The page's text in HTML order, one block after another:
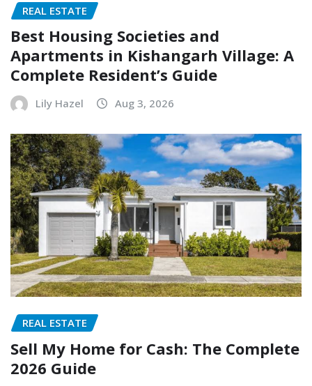
REAL ESTATE
Best Housing Societies and
Apartments in Kishangarh Village: A
Complete Resident’s Guide
Lily Hazel Aug 3, 2026
REAL ESTATE
Sell My Home for Cash: The Complete
2026 Guide